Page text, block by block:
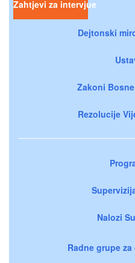
Zahtjevi za intervjue
Dejtonski
Zakoni
Rezolucije
Nalozi
Radne grupe